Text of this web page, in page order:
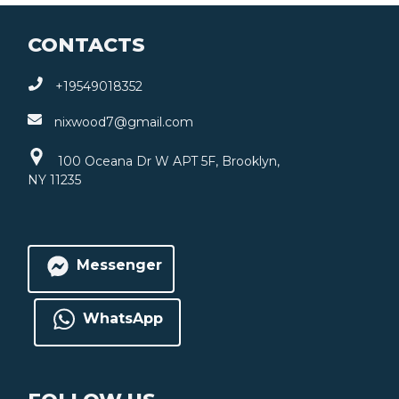
CONTACTS
+19549018352
nixwood7@gmail.com
100 Oceana Dr W APT 5F, Brooklyn,
NY 11235
Messenger
WhatsApp